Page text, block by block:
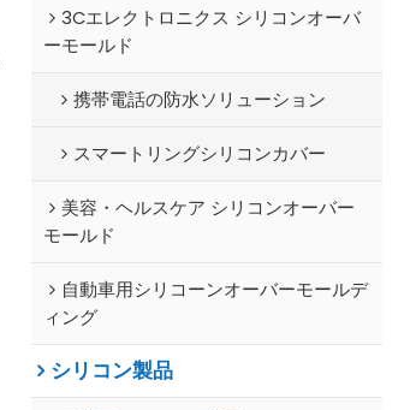
3Cエレクトロニクス シリコンオーバ
ーモールド
携帯電話の防水ソリューション
スマートリングシリコンカバー
美容・ヘルスケア シリコンオーバー
モールド
自動車用シリコーンオーバーモールデ
ィング
シリコン製品